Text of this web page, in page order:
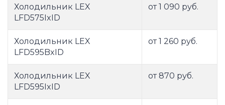
Холодильник LEX
LFD575IxID
от 1 090 руб.
Холодильник LEX
LFD595BxID
от 1 260 руб.
Холодильник LEX
LFD595IxID
от 870 руб.